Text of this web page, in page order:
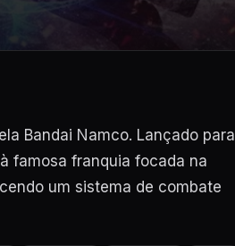
Bandai Namco. Lançado para
famosa franquia focada na
um sistema de combate